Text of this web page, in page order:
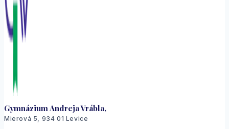
Gymnázium Andreja Vrábla,
Mierová 5, 934 01 Levice